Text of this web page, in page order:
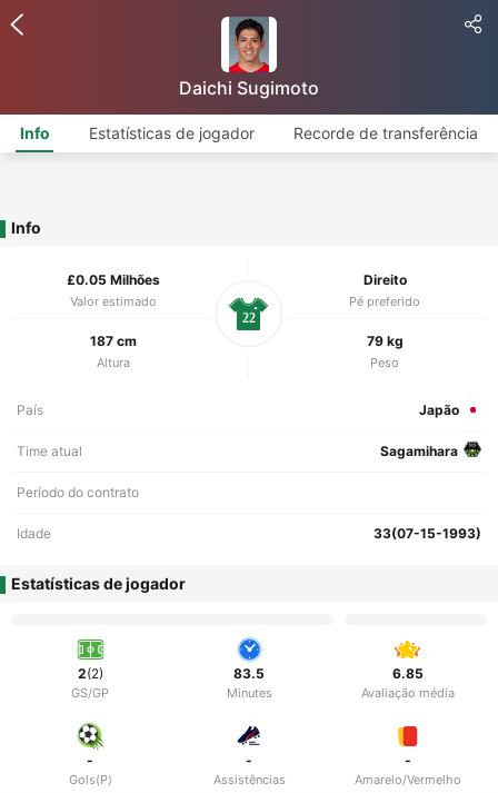
Daichi Sugimoto
Info Estatísticas de jogador Recorde de transferência
Info
£0.05 Milhões
Valor estimado
Direito
Pé preferido
187 cm
Altura
79 kg
Peso
22
País Japão
Time atual Sagamihara
Período do contrato
Idade 33(07-15-1993)
Estatísticas de jogador
2(2)
GS/GP
83.5
Minutes
6.85
Avaliação média
-
Gols(P)
-
Assistências
-
Amarelo/Vermelho